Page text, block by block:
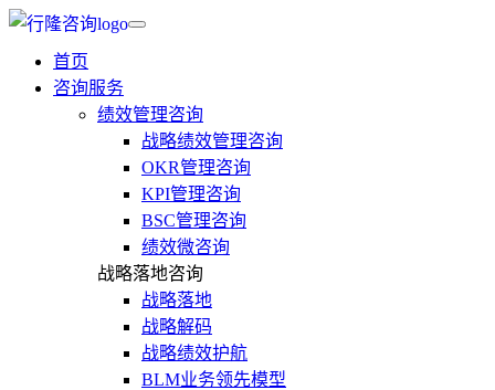
首页
咨询服务
绩效管理咨询
战略绩效管理咨询
OKR管理咨询
KPI管理咨询
BSC管理咨询
绩效微咨询
战略落地咨询
战略落地
战略解码
战略绩效护航
BLM业务领先模型